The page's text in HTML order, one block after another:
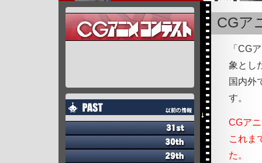
CGア
「CG
象とし
国内外
す。
CGア
これま
た。